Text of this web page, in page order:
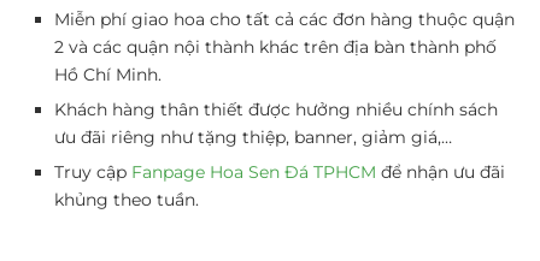
Miễn phí giao hoa cho tất cả các đơn hàng thuộc quận
2 và các quận nội thành khác trên địa bàn thành phố
Hồ Chí Minh.
Khách hàng thân thiết được hưởng nhiều chính sách
ưu đãi riêng như tặng thiệp, banner, giảm giá,…
Truy cập Fanpage Hoa Sen Đá TPHCM để nhận ưu đãi
khủng theo tuần.